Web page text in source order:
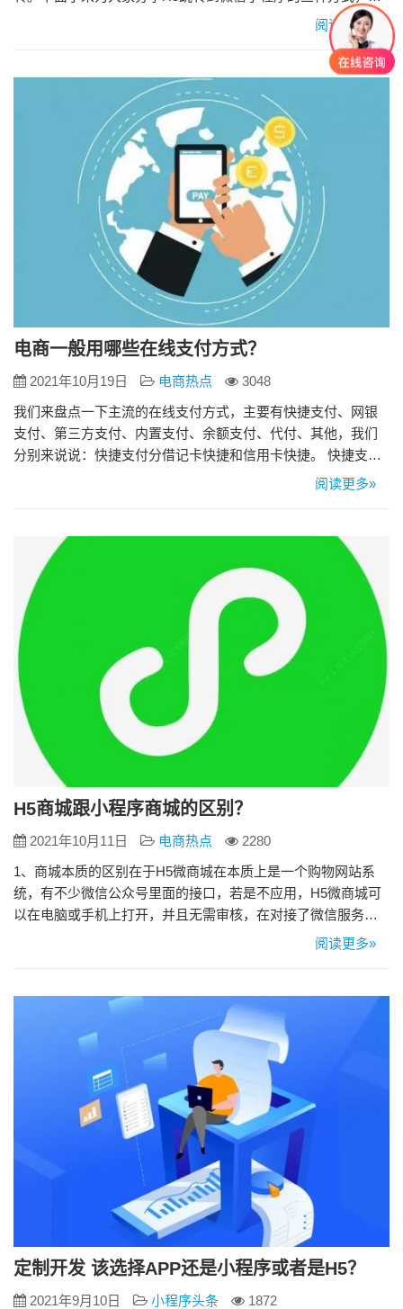
大家参考。 H5跳转到微信小程序的三种方式 1、 URL Scheme
跳转 通过生成小程序 URL Scheme实现跳转，适用于从短信、
邮件、微信外网页等场景打开小程序。这里大家需要注意几个
方面：目前URL Scheme仅支持从微信…
阅读更多»
电商一般用哪些在线支付方式？
2021年10月19日 电商热点
3048
我们来盘点一下主流的在线支付方式，主要有快捷支付、网银
支付、第三方支付、内置支付、余额支付、代付、其他，我们
分别来说说：快捷支付分借记卡快捷和信用卡快捷。 快捷支付
分签约和支付两个流程，对于一般用户来说这两种卡的支付流
不一样的。 第二个是网银支付，网银是银联最成功的产品之
一，在2010年左右…
阅读更多»
H5商城跟小程序商城的区别？
2021年10月11日 电商热点
2280
1、商城本质的区别在于H5微商城在本质上是一个购物网站系
统，有不少微信公众号里面的接口，若是不应用，H5微商城可
以在电脑或手机上打开，并且无需审核，在对接了微信服务号
之后，微信支付就可以直接使用，当商家被恶意投诉导致封禁
通小程序商城接口、发布小程序商城、更新小程序商城版本等
阅读更多»
定制开发 该选择APP还是小程序或者是H5？
2021年9月10日 小程序头条
1872